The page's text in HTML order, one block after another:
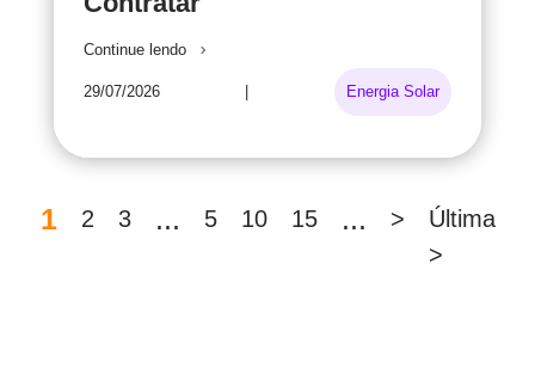
29/07/2026 Energia Solar
Continue lendo
1 2 3 ... 5 10 15 ... >
Última
>